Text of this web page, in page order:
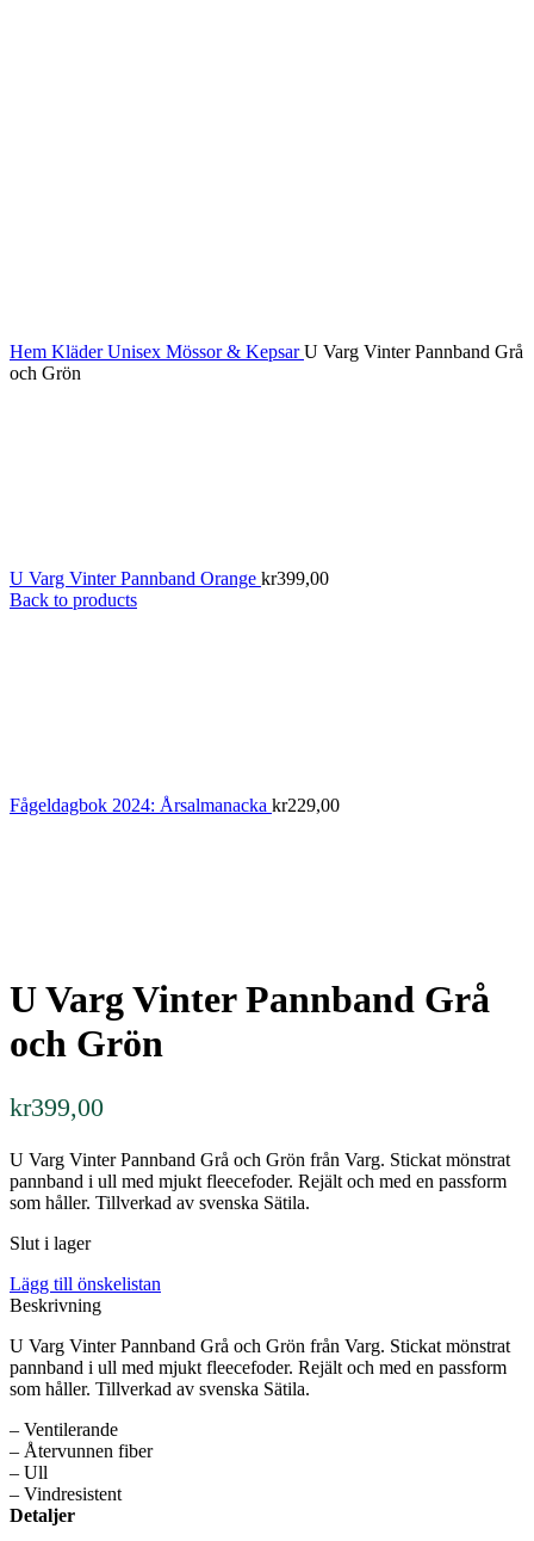
Hem KläderUnisex Mössor & KepsarU Varg Vinter Pannband Grå
och Grön
U Varg Vinter Pannband Orange kr399,00
Back to products
Fågeldagbok 2024: Årsalmanacka kr229,00
U Varg Vinter Pannband Grå
och Grön
kr399,00
U Varg Vinter Pannband Grå och Grön från Varg. Stickat mönstrat
pannband i ull med mjukt fleecefoder. Rejält och med en passform
som håller. Tillverkad av svenska Sätila.
Slut i lager
Lägg till önskelistan
Beskrivning
U Varg Vinter Pannband Grå och Grön från Varg. Stickat mönstrat
pannband i ull med mjukt fleecefoder. Rejält och med en passform
som håller. Tillverkad av svenska Sätila.
– Ventilerande
– Återvunnen fiber
– Ull
– Vindresistent
Detaljer